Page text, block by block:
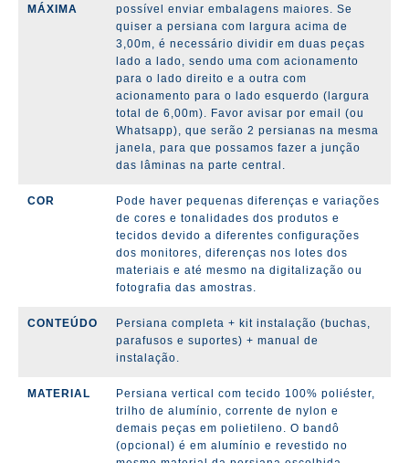
MÁXIMA
possível enviar embalagens maiores. Se
quiser a persiana com largura acima de
3,00m, é necessário dividir em duas peças
lado a lado, sendo uma com acionamento
para o lado direito e a outra com
acionamento para o lado esquerdo (largura
total de 6,00m). Favor avisar por email (ou
Whatsapp), que serão 2 persianas na mesma
janela, para que possamos fazer a junção
das lâminas na parte central.
COR
Pode haver pequenas diferenças e variações
de cores e tonalidades dos produtos e
tecidos devido a diferentes configurações
dos monitores, diferenças nos lotes dos
materiais e até mesmo na digitalização ou
fotografia das amostras.
CONTEÚDO Persiana completa + kit instalação (buchas,
parafusos e suportes) + manual de
instalação.
MATERIAL
Persiana vertical com tecido 100% poliéster,
trilho de alumínio, corrente de nylon e
demais peças em polietileno. O bandô
(opcional) é em alumínio e revestido no